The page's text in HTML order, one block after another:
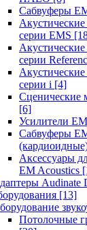
Сабвуферы
серии EMS
серии
серии i [4]
Сценические
[6]
Усилители
Сабвуферы
Аксессуары
EM Acoustics
Audinate
[13]
Потолочные